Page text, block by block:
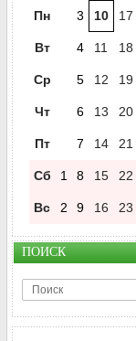
Пн 3 10 17
Вт 4 11 18
Ср 5 12 19
Чт 6 13 20
Пт 7 14 21
Сб 1 8 15 22
Вс 2 9 16 23
ПОИСК